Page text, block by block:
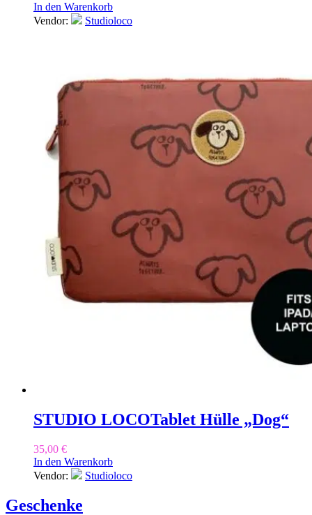
In den Warenkorb
Vendor:
Studioloco
STUDIO LOCOTablet Hülle „Dog“
35,00 €
In den Warenkorb
Vendor:
Studioloco
Geschenke